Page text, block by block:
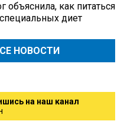
объяснила, как питаться
диет
НОВОСТИ
на наш канал